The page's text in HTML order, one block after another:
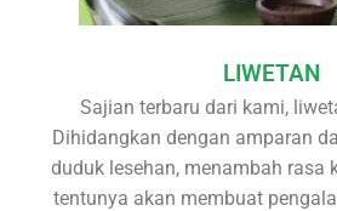
LIWETAN
Sajian terbaru dari kami,
Dihidangkan dengan amparan
duduk lesehan, menambah rasa
tentunya akan membuat